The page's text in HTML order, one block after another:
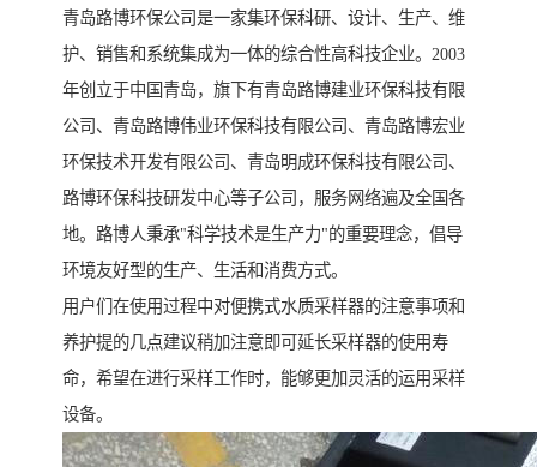
青岛路博环保公司是一家集环保科研、设计、生产、维
护、销售和系统集成为一体的综合性高科技企业。2003
年创立于中国青岛，旗下有青岛路博建业环保科技有限
公司、青岛路博伟业环保科技有限公司、青岛路博宏业
环保技术开发有限公司、青岛明成环保科技有限公司、
路博环保科技研发中心等子公司，服务网络遍及全国各
地。路博人秉承"科学技术是生产力"的重要理念，倡导
环境友好型的生产、生活和消费方式。
用户们在使用过程中对便携式水质采样器的注意事项和
养护提的几点建议稍加注意即可延长采样器的使用寿
命，希望在进行采样工作时，能够更加灵活的运用采样
设备。